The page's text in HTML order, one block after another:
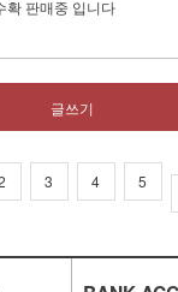
확 판매중 입니다
글쓰기
3 4 5